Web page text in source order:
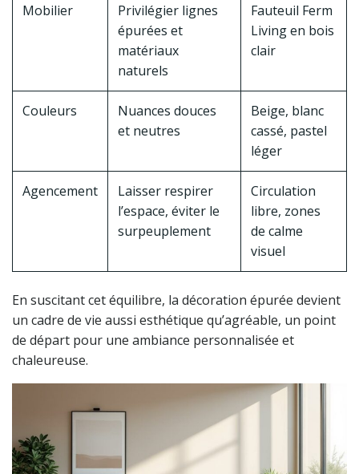
Mobilier
Privilégier lignes
épurées et
matériaux
naturels
Fauteuil Ferm
Living en bois
clair
Couleurs
Nuances douces
et neutres
Beige, blanc
cassé, pastel
léger
Agencement
Laisser respirer
l’espace, éviter le
surpeuplement
Circulation
libre, zones
de calme
visuel
En suscitant cet équilibre, la décoration épurée devient
un cadre de vie aussi esthétique qu’agréable, un point
de départ pour une ambiance personnalisée et
chaleureuse.